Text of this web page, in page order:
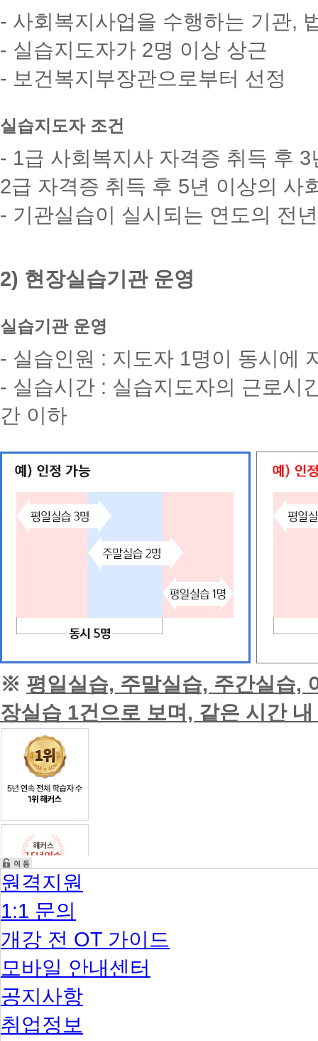
- 사회복지사업을 수행하는 기관,
- 실습지도자가 2명 이상 상근
- 보건복지부장관으로부터 선정
실습지도자 조건
- 1급 사회복지사 자격증 취득 후
2급 자격증 취득 후 5년 이상의 사
- 기관실습이 실시되는 연도의 전
2) 현장실습기관 운영
실습기관 운영
- 실습인원 : 지도자 1명이 동시에
- 실습시간 : 실습지도자의 근로시
간 이하
예)
인
가
능
실
명
말
실
습
2
명
두
째
평
일
실
습
1
명
※ 평일실습, 주말실습, 주간실습,
장실습 1건으로 보며, 같은 시간
원격지원
1:1 문의
개강 전 OT 가이드
모바일 안내센터
공지사항
취업정보